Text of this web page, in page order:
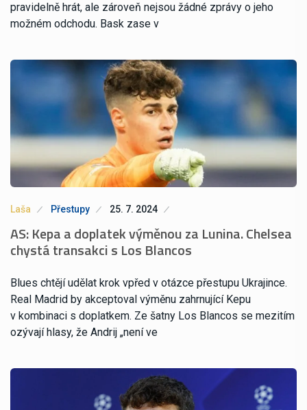
pravidelně hrát, ale zároveň nejsou žádné zprávy o jeho
možném odchodu. Bask zase v
Laša Přestupy 25. 7. 2024
AS: Kepa a doplatek výměnou za Lunina. Chelsea
chystá transakci s Los Blancos
Blues chtějí udělat krok vpřed v otázce přestupu Ukrajince.
Real Madrid by akceptoval výměnu zahrnující Kepu
v kombinaci s doplatkem. Ze šatny Los Blancos se mezitím
ozývají hlasy, že Andrij „není ve